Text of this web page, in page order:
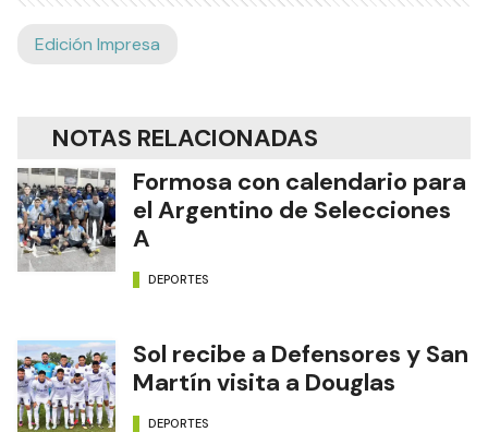
Edición Impresa
NOTAS RELACIONADAS
Formosa con calendario para
el Argentino de Selecciones
A
DEPORTES
Sol recibe a Defensores y San
Martín visita a Douglas
DEPORTES